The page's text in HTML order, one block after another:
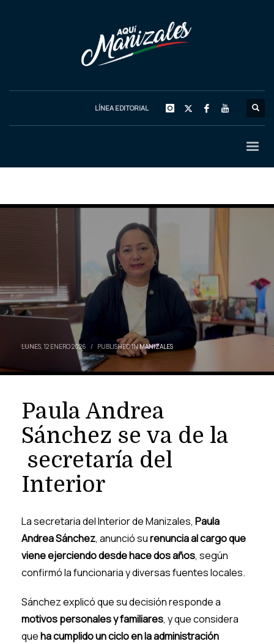
LÍNEA EDITORIAL
LUNES, 12 ENERO 2026 / PUBLISHED INMANIZALES
Paula Andrea
Sánchez se va de la
secretaría del
Interior
La secretaria del Interior de Manizales, Paula
Andrea Sánchez, anunció surenuncia al cargo que
viene ejerciendo desde hace dos años, según
confirmó la funcionaria y diversas fuentes locales.
Sánchez explicó que su decisión responde a
motivos personales y familiares, y que considera
queha cumplido un ciclo en la administración